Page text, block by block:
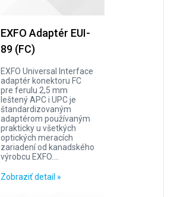
EXFO Adaptér EUI-
89 (FC)
EXFO Universal Interface
adaptér konektoru FC
pre ferulu 2,5 mm
leštený APC i UPC je
štandardizovaným
adaptérom používaným
prakticky u všetkých
optických meracích
zariadení od kanadského
výrobcu EXFO....
Zobraziť detail »